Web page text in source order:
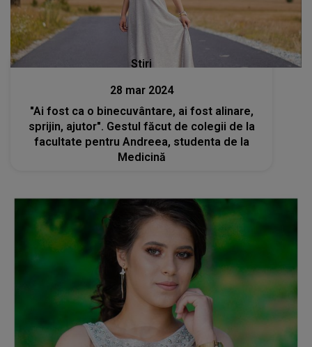
Stiri
28 mar 2024
"Ai fost ca o binecuvântare, ai fost alinare,
sprijin, ajutor". Gestul făcut de colegii de la
facultate pentru Andreea, studenta de la
Medicină